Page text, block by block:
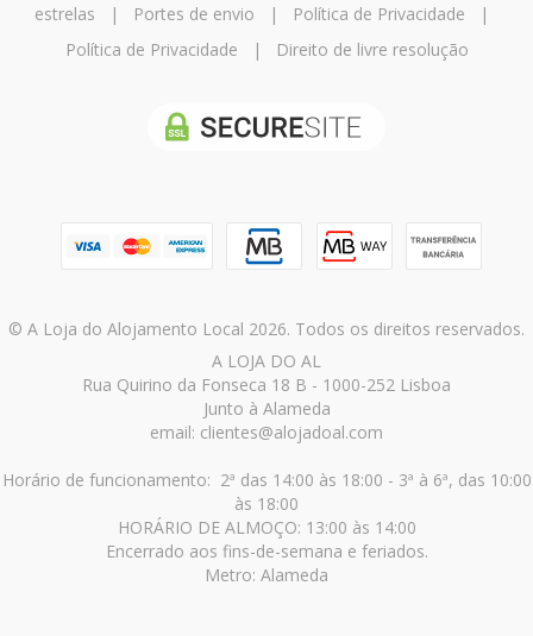
estrelas | Portes de envio | Política de Privacidade |
Política de Privacidade | Direito de livre resolução
© A Loja do Alojamento Local 2026. Todos os direitos reservados.
A LOJA DO AL
Rua Quirino da Fonseca 18 B - 1000-252 Lisboa
Junto à Alameda
email: clientes@alojadoal.com
Horário de funcionamento: 2ª das 14:00 às 18:00 - 3ª à 6ª, das 10:00
às 18:00
HORÁRIO DE ALMOÇO: 13:00 às 14:00
Encerrado aos fins-de-semana e feriados.
Metro: Alameda